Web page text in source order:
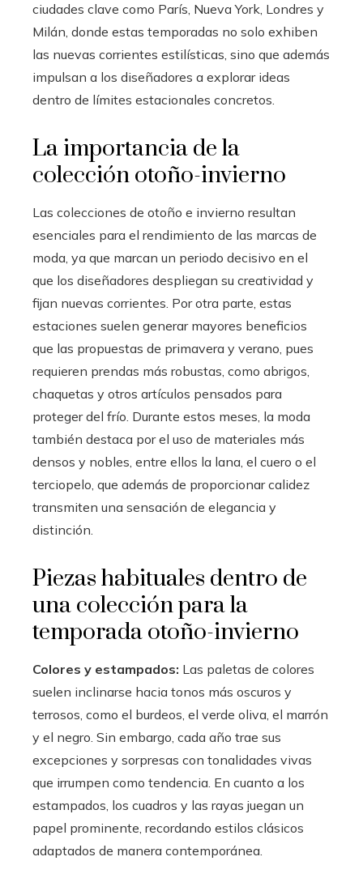
ciudades clave como París, Nueva York, Londres y
Milán, donde estas temporadas no solo exhiben
las nuevas corrientes estilísticas, sino que además
impulsan a los diseñadores a explorar ideas
dentro de límites estacionales concretos.
La importancia de la
colección otoño-invierno
Las colecciones de otoño e invierno resultan
esenciales para el rendimiento de las marcas de
moda, ya que marcan un periodo decisivo en el
que los diseñadores despliegan su creatividad y
fijan nuevas corrientes. Por otra parte, estas
estaciones suelen generar mayores beneficios
que las propuestas de primavera y verano, pues
requieren prendas más robustas, como abrigos,
chaquetas y otros artículos pensados para
proteger del frío. Durante estos meses, la moda
también destaca por el uso de materiales más
densos y nobles, entre ellos la lana, el cuero o el
terciopelo, que además de proporcionar calidez
transmiten una sensación de elegancia y
distinción.
Piezas habituales dentro de
una colección para la
temporada otoño-invierno
Colores y estampados: Las paletas de colores
suelen inclinarse hacia tonos más oscuros y
terrosos, como el burdeos, el verde oliva, el marrón
y el negro. Sin embargo, cada año trae sus
excepciones y sorpresas con tonalidades vivas
que irrumpen como tendencia. En cuanto a los
estampados, los cuadros y las rayas juegan un
papel prominente, recordando estilos clásicos
adaptados de manera contemporánea.